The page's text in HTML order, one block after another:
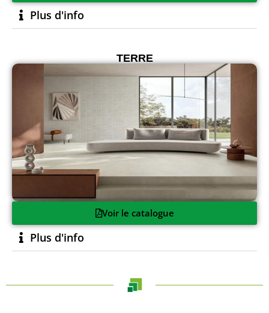
Plus d'info
TERRE
Voir le catalogue
Plus d'info